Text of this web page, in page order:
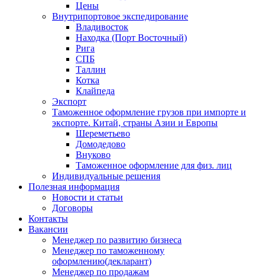
Цены
Внутрипортовое экспедирование
Владивосток
Находка (Порт Восточный)
Рига
СПБ
Таллин
Котка
Клайпеда
Экспорт
Таможенное оформление грузов при импорте и
экспорте. Китай, страны Азии и Европы
Шереметьево
Домодедово
Внуково
Таможенное оформление для физ. лиц
Индивидуальные решения
Полезная информация
Новости и статьи
Договоры
Контакты
Вакансии
Менеджер по развитию бизнеса
Менеджер по таможенному
оформлению(декларант)
Менеджер по продажам